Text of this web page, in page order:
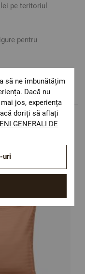
pe teritoriul
pentru
să ne îmbunătățim
Dacă nu
jos, experiența
doriți să aflați
GENERALI DE
uri